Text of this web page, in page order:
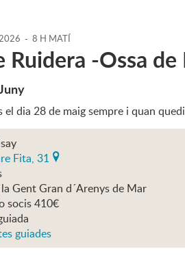
- 8 H MATÍ
Ruidera -Ossa
dia 28 de maig sempre i quan
Fita, 31
Gent Gran d´Arenys de Mar
socis 410€
guiades